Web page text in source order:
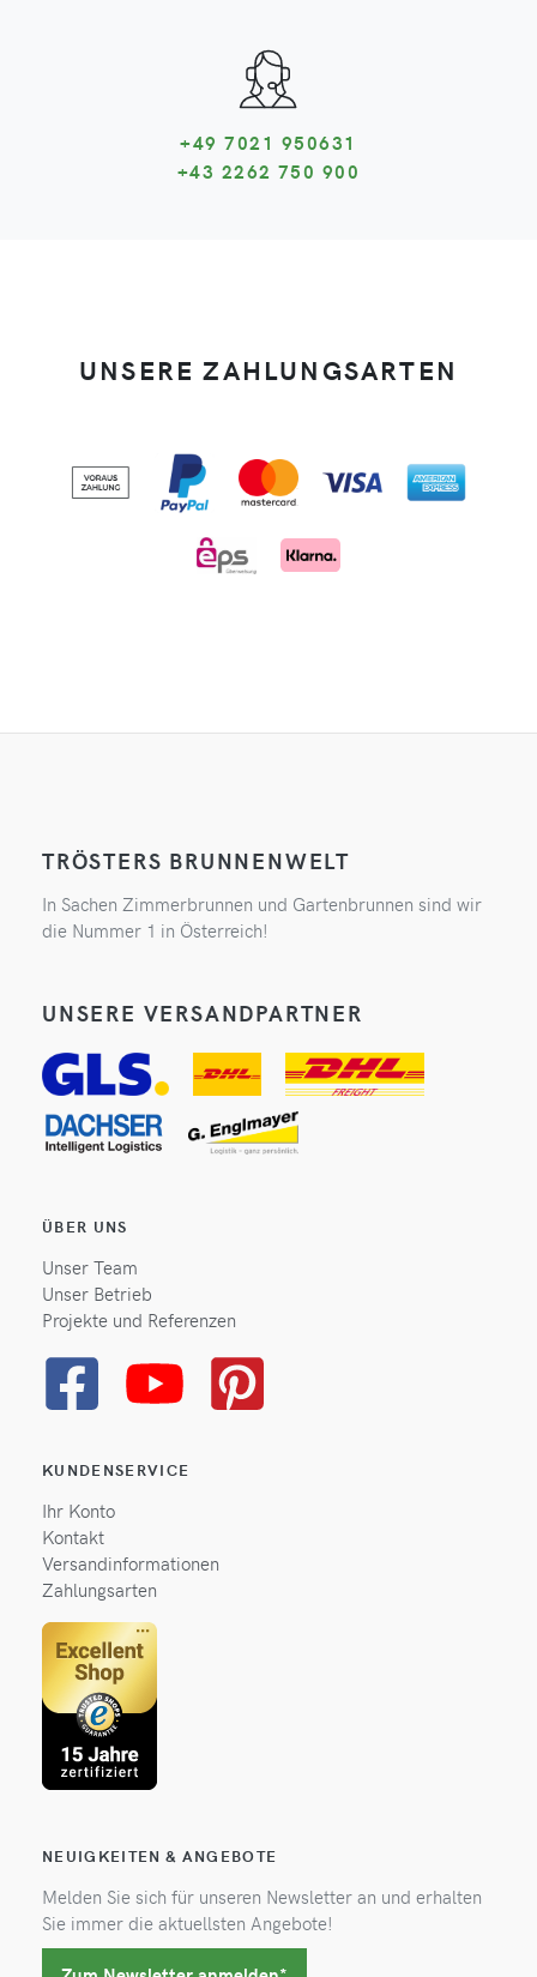
+49 7021 950631
+43 2262 750 900
UNSERE ZAHLUNGSARTEN
TRÖSTERS BRUNNENWELT
In Sachen Zimmerbrunnen und Gartenbrunnen sind wir
die Nummer 1 in Österreich!
UNSERE VERSANDPARTNER
ÜBER UNS
Unser Team
Unser Betrieb
Projekte und Referenzen
KUNDENSERVICE
Ihr Konto
Kontakt
Versandinformationen
Zahlungsarten
NEUIGKEITEN & ANGEBOTE
Melden Sie sich für unseren Newsletter an und erhalten
Sie immer die aktuellsten Angebote!